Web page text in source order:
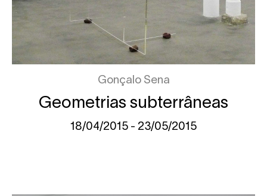
Gonçalo Sena
Geometrias subterrâneas
18/04/2015 - 23/05/2015